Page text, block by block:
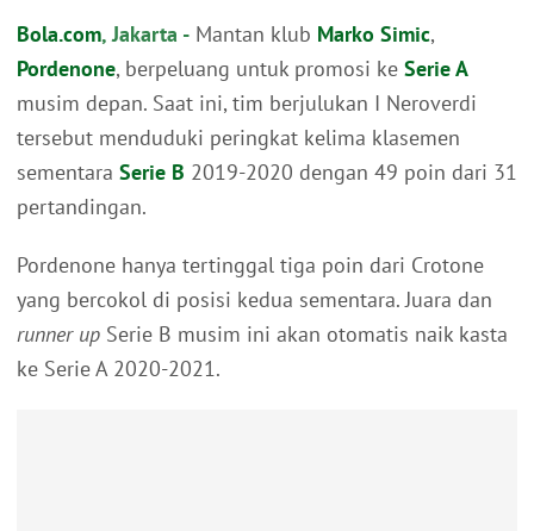
Bola.com, Jakarta - Mantan klub Marko Simic,
Pordenone, berpeluang untuk promosi ke Serie A
musim depan. Saat ini, tim berjulukan I Neroverdi
tersebut menduduki peringkat kelima klasemen
sementara Serie B 2019-2020 dengan 49 poin dari 31
pertandingan.
Pordenone hanya tertinggal tiga poin dari Crotone
yang bercokol di posisi kedua sementara. Juara dan
runner up Serie B musim ini akan otomatis naik kasta
ke Serie A 2020-2021.